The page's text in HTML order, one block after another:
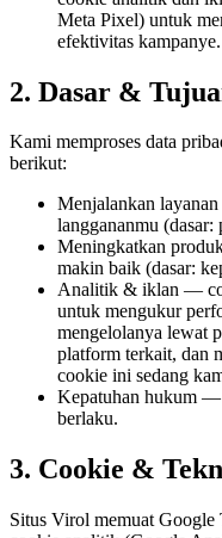
Meta Pixel) untuk
efektivitas
2. Dasar &
Kami memproses data
berikut:
Menjalankan layanan
langgananmu (dasar:
Meningkatkan
makin baik (dasar:
Analitik & iklan —
untuk mengukur
mengelolanya lewat
platform terkait, dan
cookie ini sedang
Kepatuhan hukum —
berlaku.
3. Cookie &
Situs Virol memuat Google